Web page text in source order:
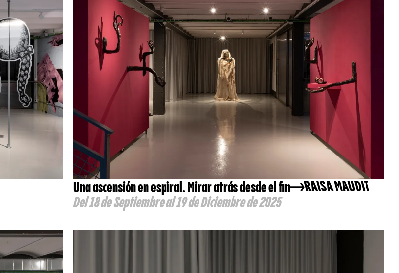
Una ascensión en espiral. Mirar atrás desde el fin
RAISA MAUDIT
Del 18 de Septiembre al 19 de Diciembre de 2025